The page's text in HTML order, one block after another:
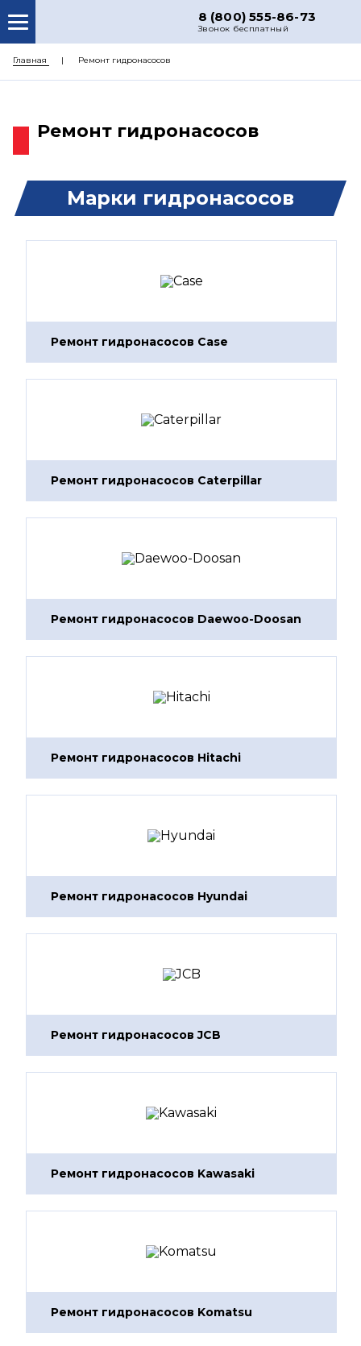
8 (800) 555-86-73
Звонок бесплатный
О НАС
ЦЕНЫ
КОНТАКТЫ
Главная Ремонт гидронасосов
Ремонт гидронасосов
Марки гидронасосов
Ремонт гидронасосов Case
Ремонт гидронасосов Caterpillar
Ремонт гидронасосов Daewoo-Doosan
Ремонт гидронасосов Hitachi
Ремонт гидронасосов Hyundai
Ремонт гидронасосов JCB
Ремонт гидронасосов Kawasaki
Ремонт гидронасосов Komatsu